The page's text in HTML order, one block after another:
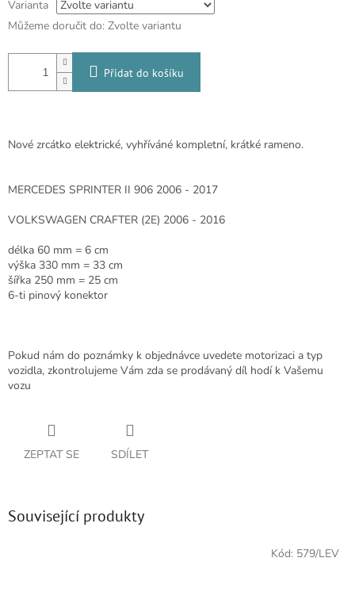
Varianta
Můžeme doručit do: Zvolte variantu
Přidat do košíku
Nové zrcátko elektrické, vyhříváné kompletní, krátké rameno.
MERCEDES SPRINTER II 906 2006 - 2017
VOLKSWAGEN CRAFTER (2E) 2006 - 2016
délka 60 mm = 6 cm
výška 330 mm = 33 cm
šířka 250 mm = 25 cm
6-ti pinový konektor
Pokud nám do poznámky k objednávce uvedete motorizaci a typ
vozidla, zkontrolujeme Vám zda se prodávaný díl hodí k Vašemu
vozu
ZEPTAT SE SDÍLET
Související produkty
Kód: 579/LEV